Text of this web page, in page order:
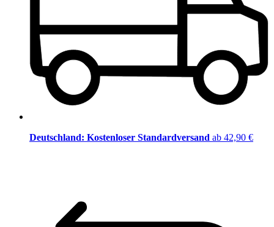
Deutschland: Kostenloser Standardversand ab 42,90 €